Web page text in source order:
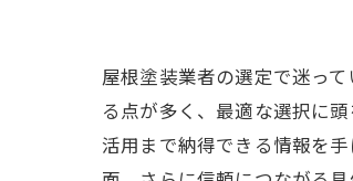
屋根塗装業者の選定で迷っ
る点が多く、最適な選択に
活用まで納得できる情報を